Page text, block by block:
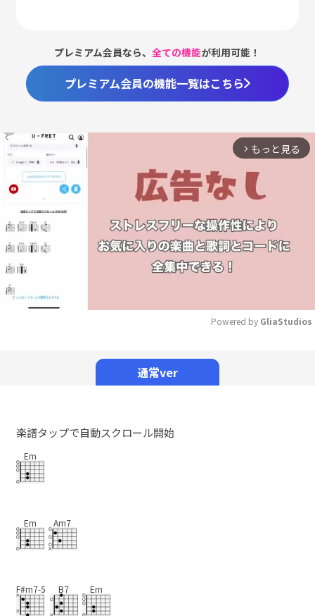
プレミアム会員なら、全ての機能が利用可能！
プレミアム会員の機能一覧はこちら
arrow_forward_ios もっと見る
Powered by GliaStudios
通常ver
楽譜タップで自動スクロール開始
Em
Em Am7
F#m7-5 B7 Em